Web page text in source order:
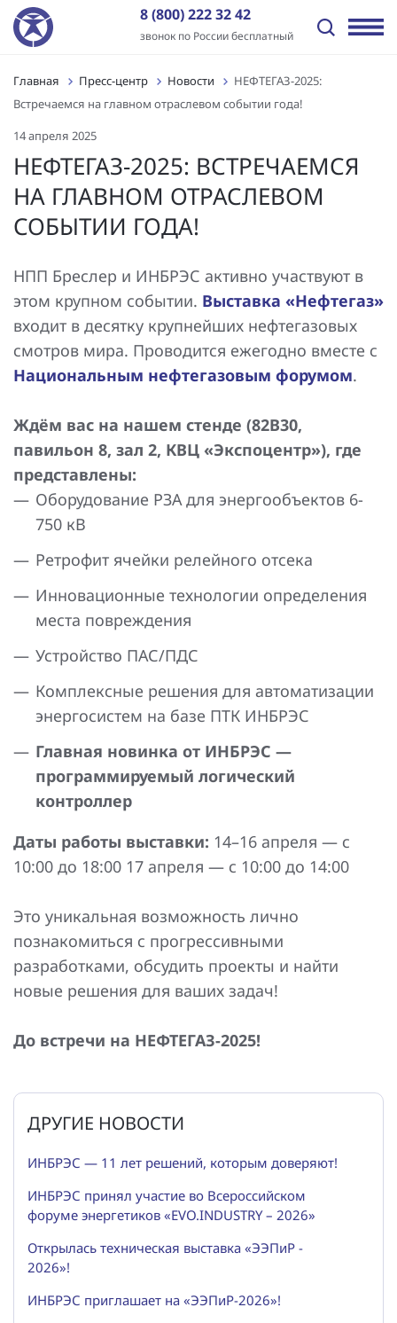
8 (800) 222 32 42
звонок по России бесплатный
Назад
Передача электроэнергии
Распределение электроэнергии
Независимые энергокомпании
Нефтегазовый сектор
Промышленные предприятия
Инфраструктура и ЖКХ
Генерация электроэнергии
Назад
Промышленная автоматизация
Цифровая трансформация
Автоматизация энергообъектов
Релейная защита и автоматика
Автоматизированные сбор и анализ информации об
аварийных событиях
Технический и коммерческий учет
Назад
ПТК «ИНБРЭС»
Программное обеспечение
Контроллеры
Шкафы АСУ ТП/ССПИ/ТМ
Типовые шкафы АСУ ТП ПАО «Россети»
Многофункциональные устройства защиты и
управления
Устройства релейной защиты и автоматики
присоединений 6-35кВ
Сбор и анализ информации об аварийных событиях
Определение поврежденного фидера
БАВР
Промышленная автоматизация
Назад
Генподрядные услуги
Комплексная поставка оборудования
Цифровое проектирование ПС и электрических сетей
Проектные работы
Пуско-наладочные работы
Подготовка персонала АСУ ТП и РЗА
Назад
Новости
Статьи
Видео
Назад
История
Отзывы
Заказчики
Лицензии и сертификаты
Вакансии
Контакты
Главная Пресс-центр Новости
НЕФТЕГАЗ-2025:
Встречаемся на главном отраслевом событии года!
14 апреля 2025
НЕФТЕГАЗ-2025: ВСТРЕЧАЕМСЯ
НА ГЛАВНОМ ОТРАСЛЕВОМ
СОБЫТИИ ГОДА!
НПП Бреслер и ИНБРЭС активно участвуют в
этом крупном событии. Выставка «Нефтегаз»
входит в десятку крупнейших нефтегазовых
смотров мира. Проводится ежегодно вместе с
Национальным нефтегазовым форумом.
Ждём вас на нашем стенде (82В30,
павильон 8, зал 2, КВЦ «Экспоцентр»), где
представлены:
Оборудование РЗА для энергообъектов 6-
750 кВ
Ретрофит ячейки релейного отсека
Инновационные технологии определения
места повреждения
Устройство ПАС/ПДС
Комплексные решения для автоматизации
энергосистем на базе ПТК ИНБРЭС
Главная новинка от ИНБРЭС —
программируемый логический
контроллер
Даты работы выставки: 14–16 апреля — с
10:00 до 18:00 17 апреля — с 10:00 до 14:00
Это уникальная возможность лично
познакомиться с прогрессивными
разработками, обсудить проекты и найти
новые решения для ваших задач!
До встречи на НЕФТЕГАЗ-2025!
ДРУГИЕ НОВОСТИ
ИНБРЭС — 11 лет решений, которым доверяют!
ИНБРЭС принял участие во Всероссийском
форуме энергетиков «EVO.INDUSTRY – 2026»
Открылась техническая выставка «ЭЭПиР -
2026»!
ИНБРЭС приглашает на «ЭЭПиР-2026»!